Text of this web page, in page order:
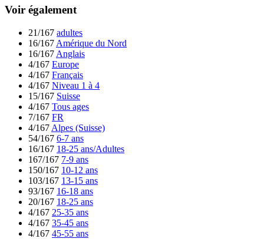
Voir également
21/167 adultes
16/167 Amérique du Nord
16/167 Anglais
4/167 Europe
4/167 Français
4/167 Niveau 1 à 4
15/167 Suisse
4/167 Tous ages
7/167 FR
4/167 Alpes (Suisse)
54/167 6-7 ans
16/167 18-25 ans/Adultes
167/167 7-9 ans
150/167 10-12 ans
103/167 13-15 ans
93/167 16-18 ans
20/167 18-25 ans
4/167 25-35 ans
4/167 35-45 ans
4/167 45-55 ans